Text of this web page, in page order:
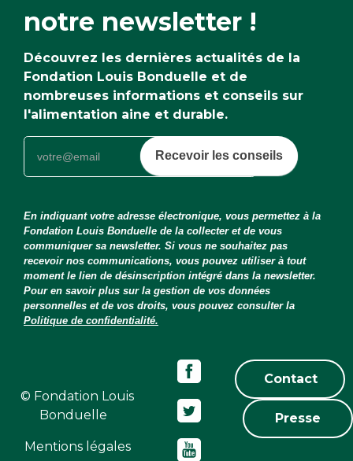
notre newsletter !
Découvrez les dernières actualités de la
Fondation Louis Bonduelle et de
nombreuses informations et conseils sur
l'alimentation aine et durable.
Recevoir les conseils
En indiquant votre adresse électronique, vous permettez à la
Fondation Louis Bonduelle de la collecter et de vous
communiquer sa newsletter. Si vous ne souhaitez pas
recevoir nos communications, vous pouvez utiliser à tout
moment le lien de désinscription intégré dans la newsletter.
Pour en savoir plus sur la gestion de vos données
personnelles et de vos droits, vous pouvez consulter la
Politique de confidentialité.
© Fondation Louis
Bonduelle
Mentions légales
Contact
Presse